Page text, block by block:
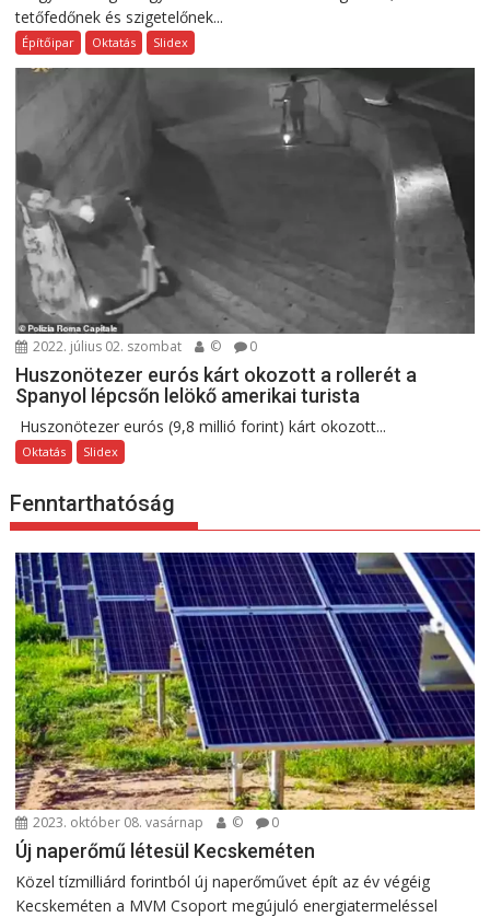
tetőfedőnek és szigetelőnek...
Építőipar Oktatás Slidex
2022. július 02. szombat © 0
Huszonötezer eurós kárt okozott a rollerét a
Spanyol lépcsőn lelökő amerikai turista
Huszonötezer eurós (9,8 millió forint) kárt okozott...
Oktatás Slidex
Fenntarthatóság
2023. október 08. vasárnap © 0
Új naperőmű létesül Kecskeméten
Közel tízmilliárd forintból új naperőművet épít az év végéig
Kecskeméten a MVM Csoport megújuló energiatermeléssel